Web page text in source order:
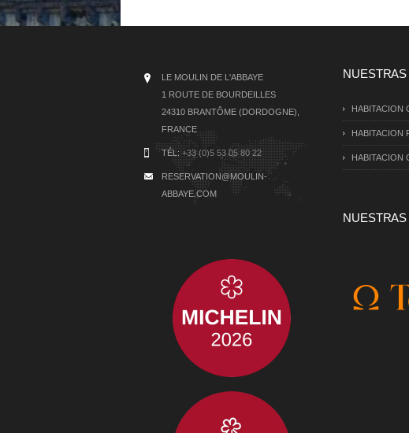
LE MOULIN DE L'ABBAYE
1 ROUTE DE BOURDEILLES
24310 BRANTÔME (DORDOGNE),
FRANCE
TÉL:+33 (0)5 53 05 80 22
RESERVATION@MOULIN-
ABBAYE.COM
HABITACION
HABITACION
HABITACION